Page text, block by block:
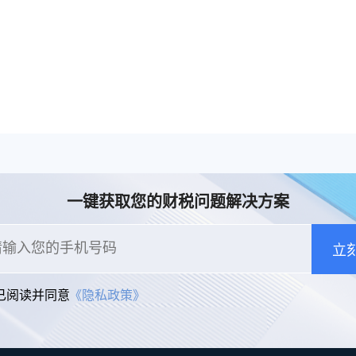
一键获取您的财税问题解决方案
立
阅读并同意《隐私政策》